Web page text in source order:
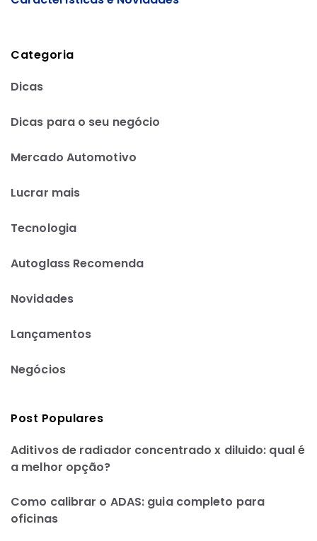
Categoria
Dicas
Dicas para o seu negócio
Mercado Automotivo
Lucrar mais
Tecnologia
Autoglass Recomenda
Novidades
Lançamentos
Negócios
Post Populares
Aditivos de radiador concentrado x diluido: qual é
a melhor opção?
Como calibrar o ADAS: guia completo para
oficinas